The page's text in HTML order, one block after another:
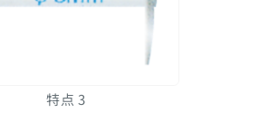
特点 3